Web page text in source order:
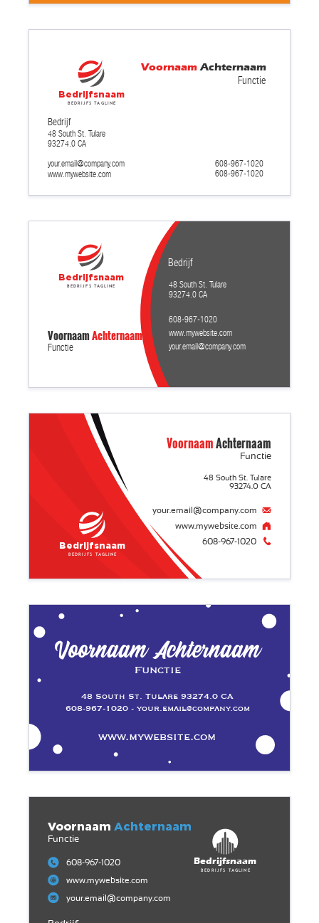
www.mywebsite.com
608-967-1020
608-967-1020
your.email@company.com
48 South St. Tulare
93274.0 CA
Bedrijf
Functie
VoornaamAchternaam
Bedrijfsnaam
Bedrijfs tagline
Functie
VoornaamAchternaam
your.email@company.com
608-967-1020
www.mywebsite.com
Bedrijf
48 South St. Tulare
93274.0 CA
Bedrijfsnaam
Bedrijfs tagline
608-967-1020
www.mywebsite.com
your.email@company.com
Functie
48 South St. Tulare
93274.0 CA
VoornaamAchternaam
Bedrijfsnaam
Bedrijfs tagline
www.mywebsite.com
48 South St. Tulare 93274.0 CA
608-967-1020 - your.email@company.com
Voornaam Achternaam
Functie
www.mywebsite.com
your.email@company.com
608-967-1020
Functie
VoornaamAchternaam
Bedrijfsnaam
Bedrijfs tagline